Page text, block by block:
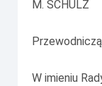
M. SCHULZ
W imieniu